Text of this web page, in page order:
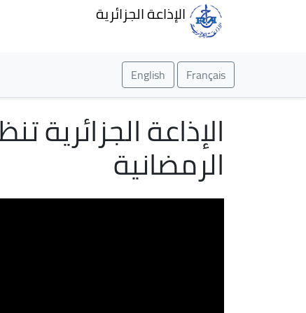
الإذاعة الجزائرية
Français
English
الإذاعة
الرمضانية